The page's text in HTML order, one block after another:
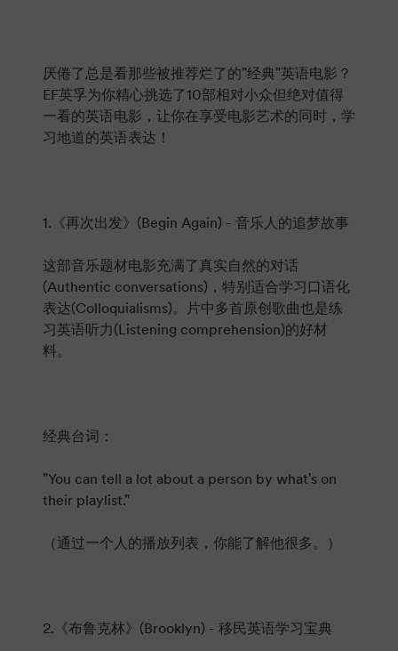
厌倦了总是看那些被推荐烂了的"经典"英语电影？
EF英孚为你精心挑选了10部相对小众但绝对值得
一看的英语电影，让你在享受电影艺术的同时，学
习地道的英语表达！
1.《再次出发》(Begin Again) - 音乐人的追梦故事
这部音乐题材电影充满了真实自然的对话
(Authentic conversations)，特别适合学习口语化
表达(Colloquialisms)。片中多首原创歌曲也是练
习英语听力(Listening comprehension)的好材
料。
经典台词：
"You can tell a lot about a person by what's on
their playlist."
（通过一个人的播放列表，你能了解他很多。）
2.《布鲁克林》(Brooklyn) - 移民英语学习宝典